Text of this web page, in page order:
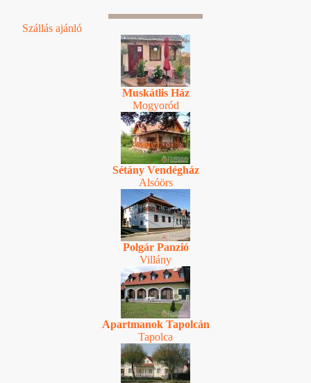
Szállás ajánló
Muskátlis Ház
Mogyoród
Sétány Vendégház
Alsóörs
Polgár Panzió
Villány
Apartmanok Tapolcán
Tapolca